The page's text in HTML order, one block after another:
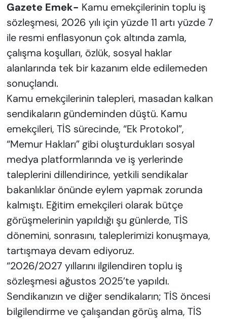
Gazete Emek- Kamu emekçilerinin toplu iş
sözleşmesi, 2026 yılı için yüzde 11 artı yüzde 7
ile resmi enflasyonun çok altında zamla,
çalışma koşulları, özlük, sosyal haklar
alanlarında tek bir kazanım elde edilemeden
sonuçlandı.
Kamu emekçilerinin talepleri, masadan kalkan
sendikaların gündeminden düştü. Kamu
emekçileri, TİS sürecinde, “Ek Protokol”,
“Memur Hakları” gibi oluşturdukları sosyal
medya platformlarında ve iş yerlerinde
taleplerini dillendirince, yetkili sendikalar
bakanlıklar önünde eylem yapmak zorunda
kalmıştı. Eğitim emekçileri olarak bütçe
görüşmelerinin yapıldığı şu günlerde, TİS
dönemini, sonrasını, taleplerimizi konuşmaya,
tartışmaya devam ediyoruz.
“2026/2027 yıllarını ilgilendiren toplu iş
sözleşmesi ağustos 2025’te yapıldı.
Sendikanızın ve diğer sendikaların; TİS öncesi
bilgilendirme ve çalışandan görüş alma, TİS
SİYASET
VAN VE DİYARBAKIR HABERLERİ